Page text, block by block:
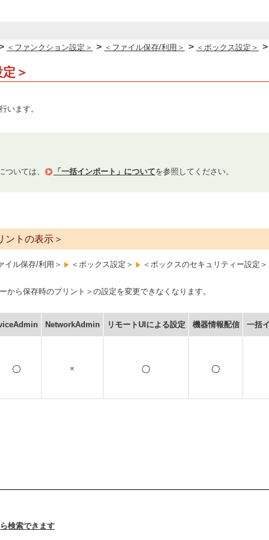
＜ファンクション設定＞ > ＜ファイル保存/利用＞ > ＜ボックス設定＞ >
＞
います。
いては、 「一括インポート」についてを参照してください。
ントの表示＞
イル保存/利用＞ ＜ボックス設定＞ ＜ボックスのセキュリティー設定＞
ら保存時のプリント＞の設定を変更できなくなります。
NetworkAdmin リモートUIによる設定 機器情報配信 一括
×
検索できます